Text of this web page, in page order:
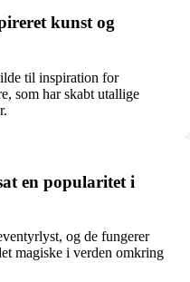
kunst og
til inspiration for
som har skabt utallige
en popularitet i
og de fungerer
magiske i verden omkring